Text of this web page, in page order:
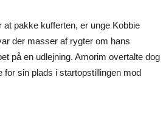
at pakke kufferten, er unge Kobbie
der masser af rygter om hans
på en udlejning. Amorim overtalte dog
sin plads i startopstillingen mod